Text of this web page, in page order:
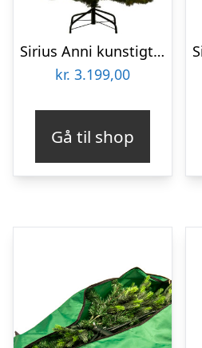
Sirius Anni kunstigt juletræ med lys, 240 cm
kr. 3.199,00
Gå til shop